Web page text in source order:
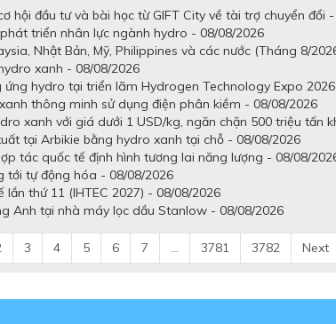
hội đầu tư và bài học từ GIFT City về tài trợ chuyển đổi
triển nhân lực ngành hydro - 08/08/2026
Nhật Bản, Mỹ, Philippines và các nước (Tháng 8/
xanh - 08/08/2026
hydro tại triển lãm Hydrogen Technology Expo
thông minh sử dụng điện phân kiềm - 08/08/2026
xanh với giá dưới 1 USD/kg, ngăn chặn 500 triệu tấn
tại Arbikie bằng hydro xanh tại chỗ - 08/08/2026
tác quốc tế định hình tương lai năng lượng - 08/08/
tới tự động hóa - 08/08/2026
thứ 11 (IHTEC 2027) - 08/08/2026
Anh tại nhà máy lọc dầu Stanlow - 08/08/2026
3 4 5 6 7 ... 3781 3782 Next